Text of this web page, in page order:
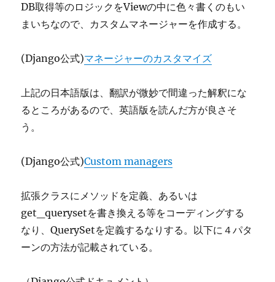
DB取得等のロジックをViewの中に色々書くのもい
まいちなので、カスタムマネージャーを作成する。
(Django公式)マネージャーのカスタマイズ
上記の日本語版は、翻訳が微妙で間違った解釈にな
るところがあるので、英語版を読んだ方が良さそ
う。
(Django公式)Custom managers
拡張クラスにメソッドを定義、あるいは
get_querysetを書き換える等をコーディングする
なり、QuerySetを定義するなりする。以下に４パタ
ーンの方法が記載されている。